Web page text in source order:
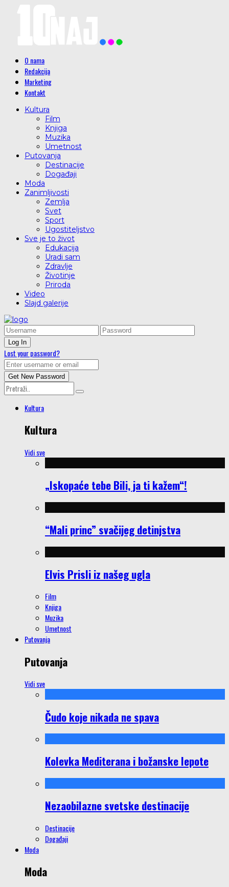
O nama
Redakcija
Marketing
Kontakt
Kultura
Film
Knjiga
Muzika
Umetnost
Putovanja
Destinacije
Događaji
Moda
Zanimljivosti
Zemlja
Svet
Sport
Ugostiteljstvo
Sve je to život
Edukacija
Uradi sam
Zdravlje
Životinje
Priroda
Video
Slajd galerije
Lost your password?
Kultura
Kultura
Vidi sve
„Iskopaće tebe Bili, ja ti kažem“!
“Mali princ” svačijeg detinjstva
Elvis Prisli iz našeg ugla
Film
Knjiga
Muzika
Umetnost
Putovanja
Putovanja
Vidi sve
Čudo koje nikada ne spava
Kolevka Mediterana i božanske lepote
Nezaobilazne svetske destinacije
Destinacije
Događaji
Moda
Moda